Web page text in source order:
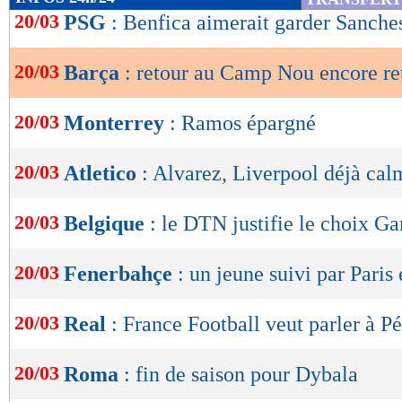
de
OK
20/03 PSG : Benfica aimerait garder
20/03 Barça : retour au Camp Nou encore
20/03 Monterrey : Ramos épargné
20/03 Atletico : Alvarez, Liverpool déjà
20/03 Belgique : le DTN justifie le choix
20/03 Fenerbahçe : un jeune suivi par Paris
20/03 Real : France Football veut parler à
20/03 Roma : fin de saison pour Dybala